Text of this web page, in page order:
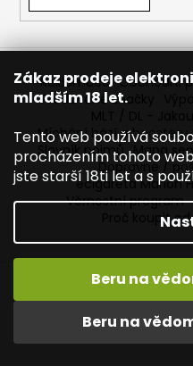
Zákaz prodeje
mladším 18 let.
Tento web používá
procházením tohoto
jste starší 18ti let a s
Beru na
Beru na
Reklamace Obchodní
Prodávané značky
Míchání bází a boosteru
Slovník pojmů Mapa
Dopravné /
ecigareta Marion
Věrnostní program
Proč koupit
Copyright 2026
vyhrazena.